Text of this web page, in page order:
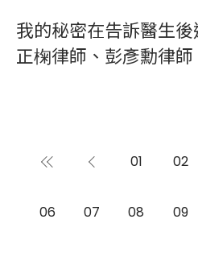
我的秘密在告訴醫生
正椈律師、彭彥勳律師
01 02
06 07 08 09